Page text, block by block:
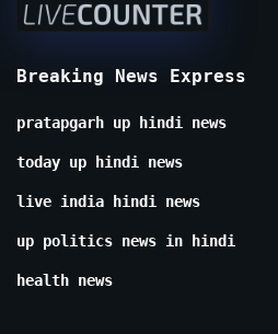
Breaking News Express
pratapgarh up hindi news
today up hindi news
live india hindi news
up politics news in hindi
health news